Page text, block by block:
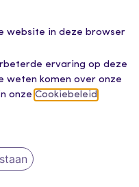
website in deze browser
ervaring op deze
weten komen over onze
onze Cookiebeleid